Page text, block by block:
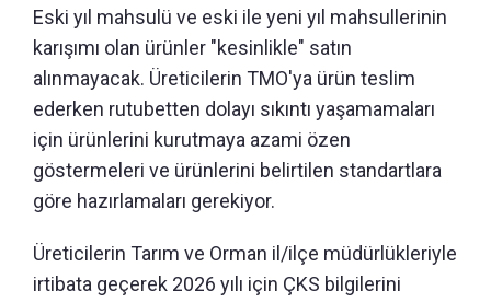
Eski yıl mahsulü ve eski ile yeni yıl mahsullerinin
karışımı olan ürünler "kesinlikle" satın
alınmayacak. Üreticilerin TMO'ya ürün teslim
ederken rutubetten dolayı sıkıntı yaşamamaları
için ürünlerini kurutmaya azami özen
göstermeleri ve ürünlerini belirtilen standartlara
göre hazırlamaları gerekiyor.
Üreticilerin Tarım ve Orman il/ilçe müdürlükleriyle
irtibata geçerek 2026 yılı için ÇKS bilgilerini